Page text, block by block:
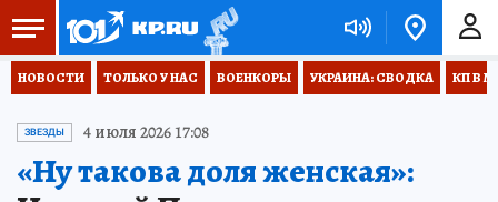
НОВОСТИ ТОЛЬКО У НАС ВОЕНКОРЫ УКРАИНА: СВОДКА КП В
ЗВЕЗДЫ 4 июля 2026 17:08
«Ну такова доля женская»: